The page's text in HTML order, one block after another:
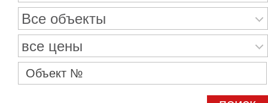
Все объекты
все цены